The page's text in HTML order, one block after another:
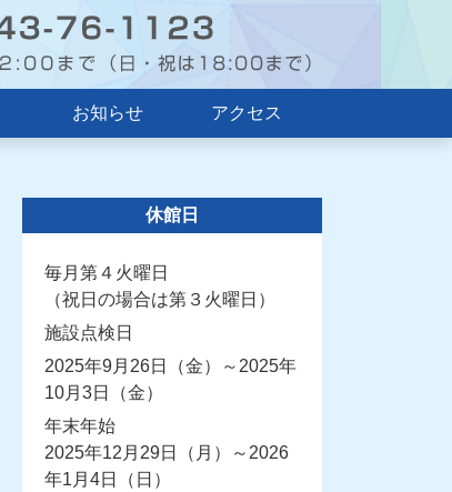
お知らせ アクセス
休館日
毎月第４火曜日
（祝日の場合は第３火曜日）
施設点検日
2025年9月26日（金）～2025年
10月3日（金）
年末年始
2025年12月29日（月）～2026
年1月4日（日）